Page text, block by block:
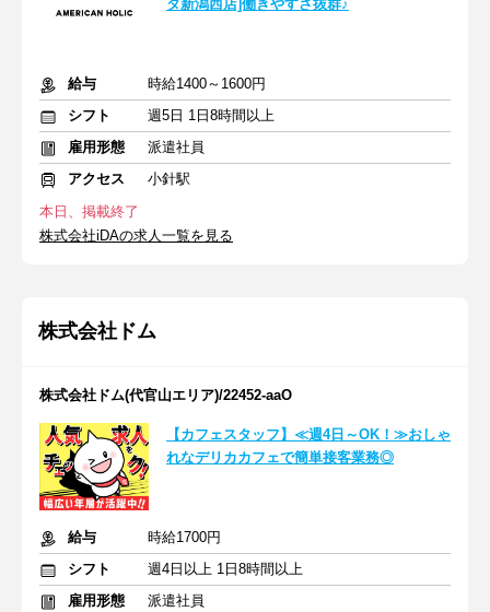
タ新潟西店]働きやすさ抜群♪
給与
時給1400～1600円
シフト
週5日 1日8時間以上
雇用形態
派遣社員
アクセス
小針駅
本日、掲載終了
株式会社iDAの求人一覧を見る
株式会社ドム
株式会社ドム(代官山エリア)/22452-aaO
【カフェスタッフ】≪週4日～OK！≫おしゃ
れなデリカカフェで簡単接客業務◎
給与
時給1700円
シフト
週4日以上 1日8時間以上
雇用形態
派遣社員